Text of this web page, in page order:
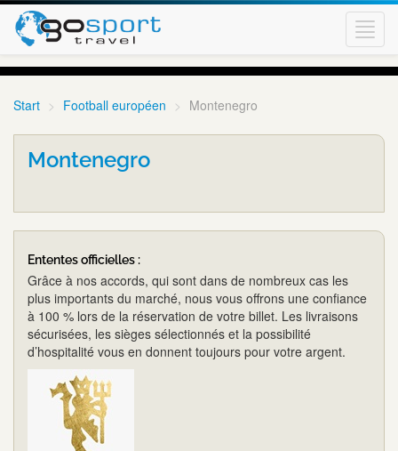
Start Football européen Montenegro
Montenegro
Ententes officielles :
Grâce à nos accords, qui sont dans de nombreux cas les
plus importants du marché, nous vous offrons une confiance
à 100 % lors de la réservation de votre billet. Les livraisons
sécurisées, les sièges sélectionnés et la possibilité
d’hospitalité vous en donnent toujours pour votre argent.